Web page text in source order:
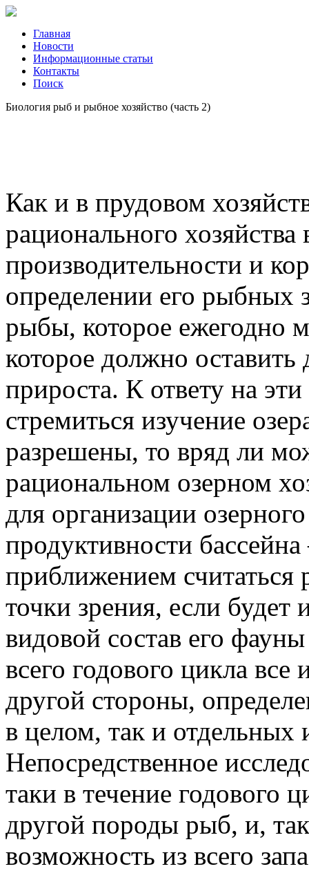
Главная
Новости
Информационные статьи
Контакты
Поиск
Биология рыб и рыбное хозяйство (часть 2)
Как и в прудовом
рационального
производительности и
определении его рыбных
рыбы, которое ежегодно
которое должно
прироста. К ответу на
стремиться изучение
разрешены, то вряд ли
рациональном озерном
для организации
продуктивности
приближением
точки зрения, если будет
видовой состав его
всего годового цикла все
другой стороны,
в целом, так и отдельных
Непосредственное
таки в течение годового
другой породы рыб, и,
возможность из всего